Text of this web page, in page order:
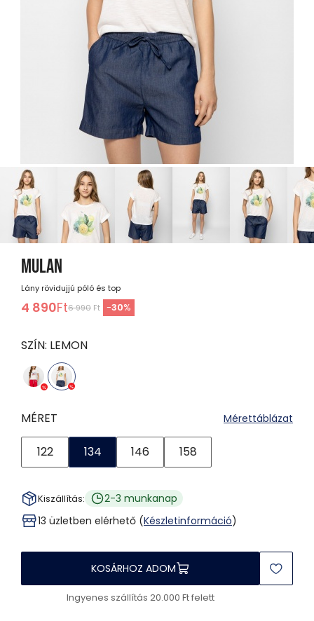
MULAN
Lány rövidujjú póló és top
4 890Ft6 990 Ft -30%
SZÍN: LEMON
MÉRET Mérettáblázat
122 134 146 158
Kiszállítás:
2-3 munkanap
13 üzletben elérhető (Készletinformáció)
KOSÁRHOZ ADOM
Ingyenes szállítás 20.000 Ft felett